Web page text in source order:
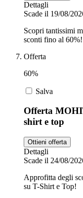
Dettagli
Scade il 19/08/
Scopri tantissimi
sconti fino al 60%!
Offerta
60%
Salva
Offerta
shirt e top
Ottieni offerta
Dettagli
Scade il 24/08/
Approfitta degli
su T-Shirt e Top!